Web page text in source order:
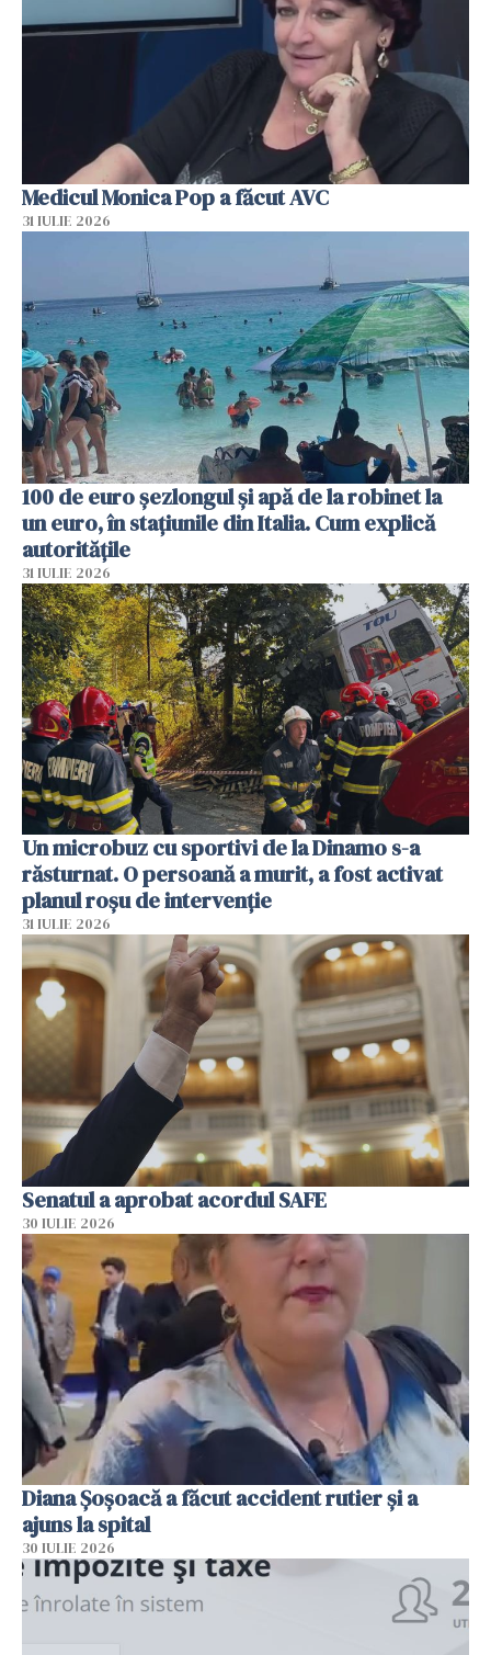
Medicul Monica Pop a făcut AVC
31 IULIE 2026
100 de euro șezlongul și apă de la robinet la
un euro, în stațiunile din Italia. Cum explică
autoritățile
31 IULIE 2026
Un microbuz cu sportivi de la Dinamo s-a
răsturnat. O persoană a murit, a fost activat
planul roșu de intervenție
31 IULIE 2026
Senatul a aprobat acordul SAFE
30 IULIE 2026
Diana Șoșoacă a făcut accident rutier și a
ajuns la spital
30 IULIE 2026